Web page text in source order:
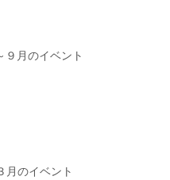
９月のイベント
月のイベント